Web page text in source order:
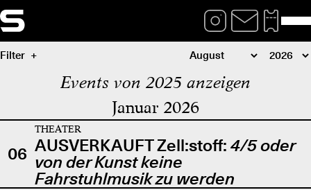
Filter
Events von 2025 anzeigen
Januar 2026
06
THEATER
AUSVERKAUFT Zell:stoff: 4/5 oder
von der Kunst keine
Fahrstuhlmusik zu werden